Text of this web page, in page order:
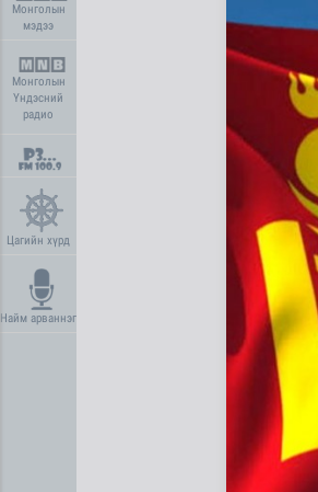
Монголын
мэдээ
Монголын
Үндэсний
радио
Цагийн хүрд
Найм арваннэг